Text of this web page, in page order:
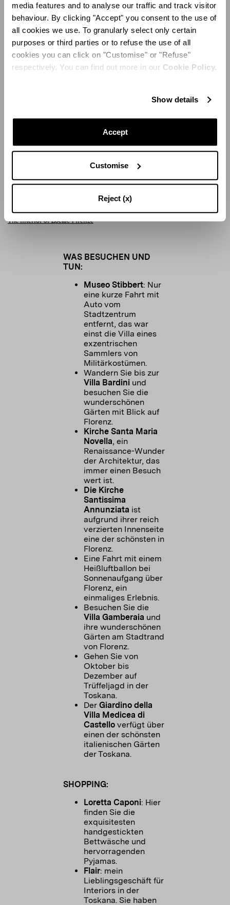
media features and to analyse our traffic and track visitor
behaviour. By clicking "Accept" you consent to the use of
all cookies we use. To granularly select only certain
purposes or third parties or to refuse the use of all
cookies you can click on "Customise" or "Refuse"
respectively. You can find out more in our Cookie Policy.
Show details
Accept
Customise
Reject (x)
The interior of Locale Firenze
WAS BESUCHEN UND
TUN:
Museo Stibbert: Nur
eine kurze Fahrt mit
Auto vom
Stadtzentrum
entfernt, das war
einst die Villa eines
exzentrischen
Sammlers von
Wandern Sie bis zur
Villa Bardini und
besuchen Sie die
wunderschönen
Gärten mit Blick auf
Florenz.
Kirche Santa Maria
Novella, ein
Renaissance-Wunder
der Architektur, das
immer einen Besuch
wert ist.
Die Kirche
Santissima
Annunziata ist
aufgrund ihrer reich
verzierten Innenseite
eine der schönsten in
Florenz.
Eine Fahrt mit einem
Heißluftballon bei
Sonnenaufgang über
Florenz, ein
einmaliges Erlebnis.
Besuchen Sie die
Villa Gamberaia und
ihre wunderschönen
Gärten am Stadtrand
von Florenz.
Gehen Sie von
Oktober bis
Dezember auf
Trüffeljagd in der
Toskana.
DerGiardino della
Villa Medicea di
Castello verfügt über
einen der schönsten
italienischen Gärten
der Toskana.
SHOPPING:
Loretta Caponi: Hier
finden Sie die
exquisitesten
handgestickten
Bettwäsche und
hervorragenden
Pyjamas.
Flair: mein
Lieblingsgeschäft für
Interiors in der
Toskana. Sie haben